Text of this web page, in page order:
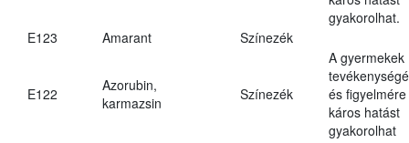
gyakorolhat.
E123
Amarant Színezék
E122
Azorubin,
karmazsin
Színezék
A gyermekek
és figyelmére
káros hatást
gyakorolhat